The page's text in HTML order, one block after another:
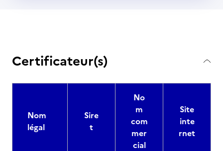
Certificateur(s)
Nom
légal
Sire
t
No
m
com
mer
cial
Site
inte
rnet